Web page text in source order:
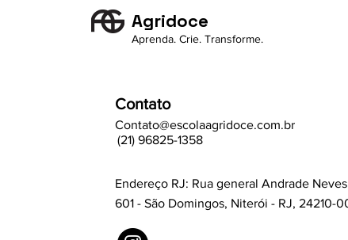
Agridoce
Aprenda. Crie. Transforme.
Contato
(21) 96825-1358
Contato@escolaagridoce.com.br
Endereço RJ: Rua general Andrade
601 - São Domingos, Niterói - RJ, 24210-